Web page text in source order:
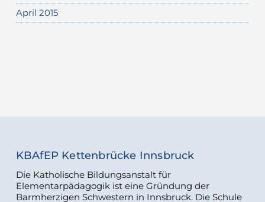
April 2015
KBAfEP Kettenbrücke Innsbruck
Die Katholische Bildungsanstalt für
Elementarpädagogik ist eine Gründung der
Barmherzigen Schwestern in Innsbruck. Die Schule